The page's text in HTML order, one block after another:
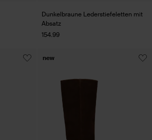
Dunkelbraune Lederstiefeletten mit
Absatz
154.99
new